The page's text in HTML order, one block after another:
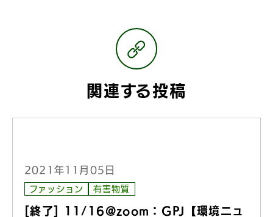
関連する投稿
2021年11月05日
ファッション 有害物質
[終了] 11/16@zoom：GPJ【環境ニュ